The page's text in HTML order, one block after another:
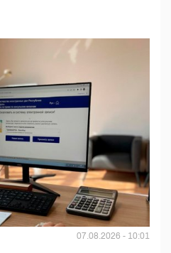
07.08.2026 - 10:01